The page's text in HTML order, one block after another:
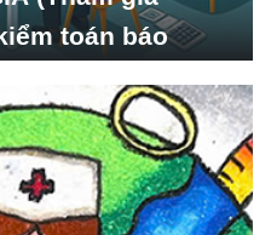
toán báo
Xã